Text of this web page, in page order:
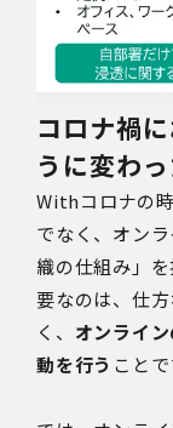
コロナ禍
うに変わ
Withコロナの
でなく、オン
織の仕組み」
要なのは、仕
く、 オンライ
動を行う ことで